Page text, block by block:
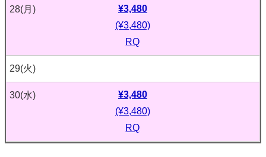
28(月)
¥3,480
(¥3,480)
RQ
29(火)
30(水)
¥3,480
(¥3,480)
RQ